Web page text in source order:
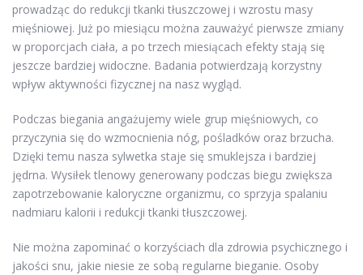
prowadząc do redukcji tkanki tłuszczowej i wzrostu masy
mięśniowej. Już po miesiącu można zauważyć pierwsze zmiany
w proporcjach ciała, a po trzech miesiącach efekty stają się
jeszcze bardziej widoczne. Badania potwierdzają korzystny
wpływ aktywności fizycznej na nasz wygląd.
Podczas biegania angażujemy wiele grup mięśniowych, co
przyczynia się do wzmocnienia nóg, pośladków oraz brzucha.
Dzięki temu nasza sylwetka staje się smuklejsza i bardziej
jędrna. Wysiłek tlenowy generowany podczas biegu zwiększa
zapotrzebowanie kaloryczne organizmu, co sprzyja spalaniu
nadmiaru kalorii i redukcji tkanki tłuszczowej.
Nie można zapominać o korzyściach dla zdrowia psychicznego i
jakości snu, jakie niesie ze sobą regularne bieganie. Osoby